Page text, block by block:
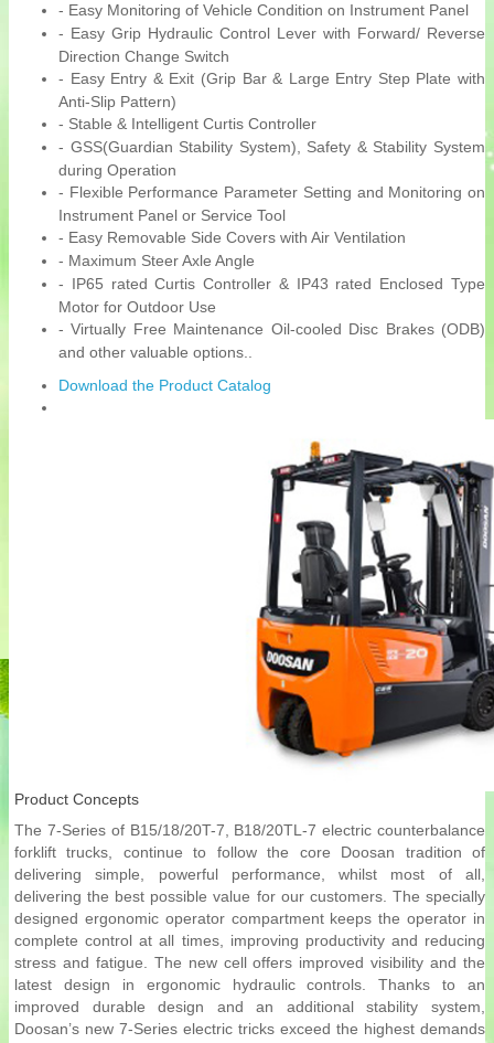
- Easy Monitoring of Vehicle Condition on Instrument Panel
- Easy Grip Hydraulic Control Lever with Forward/ Reverse
Direction Change Switch
- Easy Entry & Exit (Grip Bar & Large Entry Step Plate with
Anti-Slip Pattern)
- Stable & Intelligent Curtis Controller
- GSS(Guardian Stability System), Safety & Stability System
during Operation
- Flexible Performance Parameter Setting and Monitoring on
Instrument Panel or Service Tool
- Easy Removable Side Covers with Air Ventilation
- Maximum Steer Axle Angle
- IP65 rated Curtis Controller & IP43 rated Enclosed Type
Motor for Outdoor Use
- Virtually Free Maintenance Oil-cooled Disc Brakes (ODB)
and other valuable options..
Download the Product Catalog
Product Concepts
The 7-Series of B15/18/20T-7, B18/20TL-7 electric counterbalance
forklift trucks, continue to follow the core Doosan tradition of
delivering simple, powerful performance, whilst most of all,
delivering the best possible value for our customers. The specially
designed ergonomic operator compartment keeps the operator in
complete control at all times, improving productivity and reducing
stress and fatigue. The new cell offers improved visibility and the
latest design in ergonomic hydraulic controls. Thanks to an
improved durable design and an additional stability system,
Doosan’s new 7-Series electric tricks exceed the highest demands